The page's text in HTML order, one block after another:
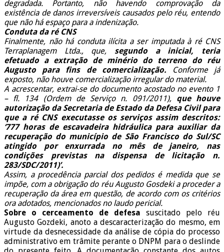
degradada. Portanto, não havendo comprovação da
existência de danos irreversíveis causados pelo réu, entendo
que não há espaço para a indenização.
Conduta da ré CNS
Finalmente, não há conduta ilícita a ser imputada à ré CNS
Terraplanagem Ltda., que, segundo a inicial, teria
efetuado a extração de minério do terreno do réu
Augusto para fins de comercialização. Conforme já
exposto, não houve comercialização irregular do material.
A acrescentar, extrai-se do documento acostado no evento 1
– fl. 134 (Ordem de Serviço n. 091/2011), que houve
autorização da Secretaria de Estado da Defesa Civil para
que a ré CNS executasse os serviços assim descritos:
‘777 horas de escavadeira hidráulica para auxiliar da
recuperação do município de São Francisco do Sul/SC
atingido por enxurrada no mês de janeiro, nas
condições previstas na dispensa de licitação n.
283/SDC/2011)’.
Assim, a procedência parcial dos pedidos é medida que se
impõe, com a obrigação do réu Augusto Gosdeki a proceder a
recuperação da área em questão, de acordo com os critérios
ora adotados, mencionados no laudo pericial.
Sobre o cerceamento de defesa suscitado pelo réu
Augusto Gozdeki, anoto a descaracterização do mesmo, em
virtude da desnecessidade da análise de cópia do processo
administrativo em trâmite perante o DNPM para o deslinde